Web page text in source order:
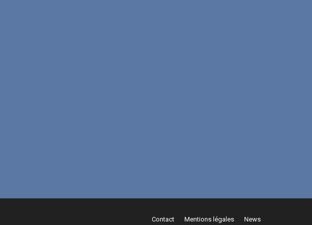
Contact Mentions légales News